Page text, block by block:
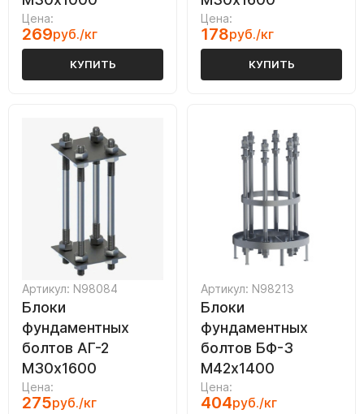
Цена:
269руб./кг
КУПИТЬ
Цена:
178руб./кг
КУПИТЬ
Артикул: N98084
Блоки
фундаментных
болтов АГ-2
М30х1600
Цена:
275руб./кг
Артикул: N98213
Блоки
фундаментных
болтов БФ-3
М42х1400
Цена:
404руб./кг